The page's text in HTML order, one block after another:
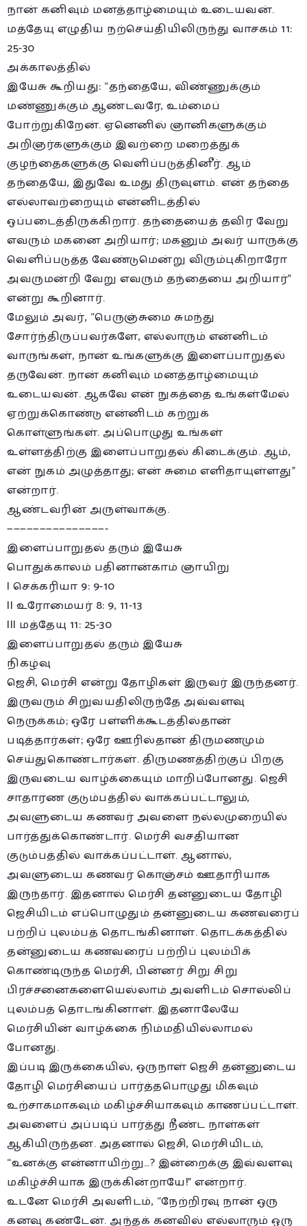
நான் கனிவும் மனத்தாழ்மையும் உடையவன்.
மத்தேயு எழுதிய நற்செய்தியிலிருந்து வாசகம் 11:
25-30
அக்காலத்தில்
இயேசு கூறியது: “தந்தையே, விண்ணுக்கும்
மண்ணுக்கும் ஆண்டவரே, உம்மைப்
போற்றுகிறேன். ஏனெனில் ஞானிகளுக்கும்
அறிஞர்களுக்கும் இவற்றை மறைத்துக்
குழந்தைகளுக்கு வெளிப்படுத்தினீர். ஆம்
தந்தையே, இதுவே உமது திருவுளம். என் தந்தை
எல்லாவற்றையும் என்னிடத்தில்
ஒப்படைத்திருக்கிறார். தந்தையைத் தவிர வேறு
எவரும் மகனை அறியார்; மகனும் அவர் யாருக்கு
வெளிப்படுத்த வேண்டுமென்று விரும்புகிறாரோ
அவருமன்றி வேறு எவரும் தந்தையை அறியார்”
என்று கூறினார்.
மேலும் அவர், “பெருஞ்சுமை சுமந்து
சோர்ந்திருப்பவர்களே, எல்லாரும் என்னிடம்
வாருங்கள், நான் உங்களுக்கு இளைப்பாறுதல்
தருவேன். நான் கனிவும் மனத்தாழ்மையும்
உடையவன். ஆகவே என் நுகத்தை உங்கள்மேல்
ஏற்றுக்கொண்டு என்னிடம் கற்றுக்
கொள்ளுங்கள். அப்பொழுது உங்கள்
உள்ளத்திற்கு இளைப்பாறுதல் கிடைக்கும். ஆம்,
என் நுகம் அழுத்தாது; என் சுமை எளிதாயுள்ளது”
என்றார்.
ஆண்டவரின் அருள்வாக்கு.
———————————————-
இளைப்பாறுதல் தரும் இயேசு
பொதுக்காலம் பதினான்காம் ஞாயிறு
I செக்கரியா 9: 9-10
II உரோமையர் 8: 9, 11-13
III மத்தேயு 11: 25-30
இளைப்பாறுதல் தரும் இயேசு
நிகழ்வு
ஜெசி, மெர்சி என்று தோழிகள் இருவர் இருந்தனர்.
இருவரும் சிறுவயதிலிருந்தே அவ்வளவு
நெருக்கம்; ஒரே பள்ளிக்கூடத்தில்தான்
படித்தார்கள்; ஒரே ஊரில்தான் திருமணமும்
செய்துகொண்டார்கள். திருமணத்திற்குப் பிறகு
இருவடைய வாழ்க்கையும் மாறிப்போனது. ஜெசி
சாதாரண குடும்பத்தில் வாக்கப்பட்டாலும்,
அவளுடைய கணவர் அவளை நல்லமுறையில்
பார்த்துக்கொண்டார். மெர்சி வசதியான
குடும்பத்தில் வாக்கப்பட்டாள். ஆனால்,
அவளுடைய கணவர் கொஞ்சம் ஊதாரியாக
இருந்தார். இதனால் மெர்சி தன்னுடைய தோழி
ஜெசியிடம் எப்பொழுதும் தன்னுடைய கணவரைப்
பற்றிப் புலம்பத் தொடங்கினாள். தொடக்கத்தில்
தன்னுடைய கணவரைப் பற்றிப் புலம்பிக்
கொண்டிருந்த மெர்சி, பின்னர் சிறு சிறு
பிரச்சனைகளையெல்லாம் அவளிடம் சொல்லிப்
புலம்பத் தொடங்கினாள். இதனாலேயே
மெர்சியின் வாழ்க்கை நிம்மதியில்லாமல்
போனது.
இப்படி இருக்கையில், ஒருநாள் ஜெசி தன்னுடைய
தோழி மெர்சியைப் பார்த்தபொழுது மிகவும்
உற்சாகமாகவும் மகிழ்ச்சியாகவும் காணப்பட்டாள்.
அவளைப் அப்படிப் பார்த்து நீண்ட நாள்கள்
ஆகியிருந்தன. அதனால் ஜெசி, மெர்சியிடம்,
“உனக்கு என்னாயிற்று…? இன்றைக்கு இவ்வளவு
மகிழ்ச்சியாக இருக்கின்றாயே!” என்றார்.
உடனே மெர்சி அவளிடம், “நேற்றிரவு நான் ஒரு
கனவு கண்டேன். அந்தக் கனவில் எல்லாரும் ஒரு